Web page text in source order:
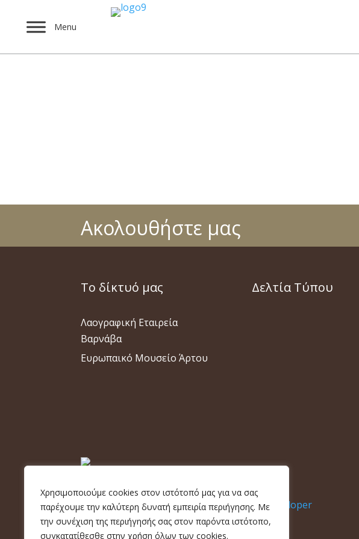
Χρησιμοποιούμε cookies στον ιστότοπό μας για να σας
παρέχουμε την καλύτερη δυνατή εμπειρία περιήγησης. Με
την συνέχιση της περιήγησής σας στον παρόντα ιστότοπο,
συγκατατίθεσθε στην χρήση όλων των cookies.
Menu
Ακολουθήστε μας
Το δίκτυό μας
Λαογραφική Εταιρεία
Βαρνάβα
Ευρωπαικό Μουσείο Άρτου
Δελτία Τύπου
Copyright 2026 ilmb.gr | Built byMyWebDeveloper